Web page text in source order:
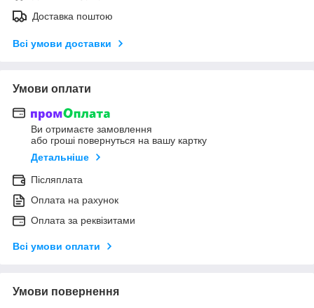
Доставка поштою
Всі умови доставки
Умови оплати
Ви отримаєте замовлення
або гроші повернуться на вашу картку
Детальніше
Післяплата
Оплата на рахунок
Оплата за реквізитами
Всі умови оплати
Умови повернення